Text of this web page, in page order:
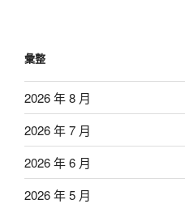
彙整
2026 年 8 月
2026 年 7 月
2026 年 6 月
2026 年 5 月